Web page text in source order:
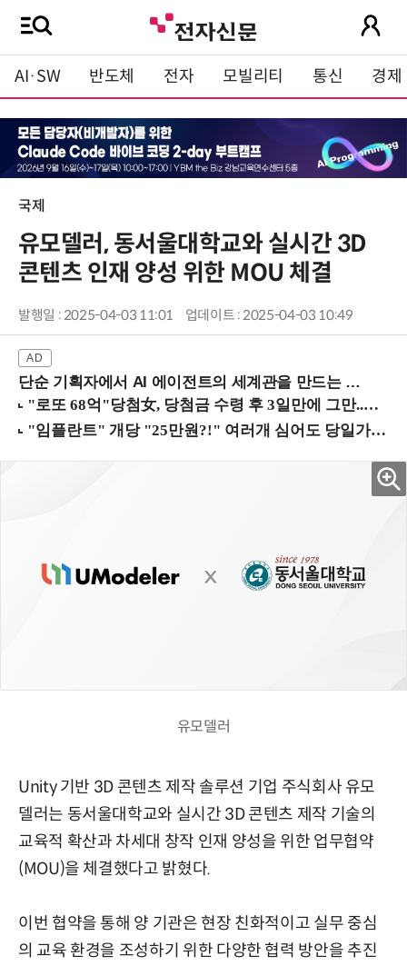
AI·SW 반도체 전자 모빌리티 통신 경제
국제
유모델러, 동서울대학교와 실시간 3D
콘텐츠 인재 양성 위한 MOU 체결
발행일 : 2025-04-03 11:01 업데이트 : 2025-04-03 10:49
단순 기획자에서 AI 에이전트의 세계관을 만드는 지식 설계자로.. (8/20 강남역)
유모델러
Unity 기반 3D 콘텐츠 제작 솔루션 기업 주식회사 유모
델러는 동서울대학교와 실시간 3D 콘텐츠 제작 기술의
교육적 확산과 차세대 창작 인재 양성을 위한 업무협약
(MOU)을 체결했다고 밝혔다.
이번 협약을 통해 양 기관은 현장 친화적이고 실무 중심
의 교육 환경을 조성하기 위한 다양한 협력 방안을 추진